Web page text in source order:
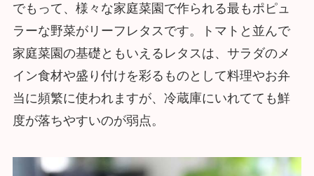
でもって、様々な家庭菜園で作られる最もポピュ
ラーな野菜がリーフレタスです。トマトと並んで
家庭菜園の基礎ともいえるレタスは、サラダのメ
イン食材や盛り付けを彩るものとして料理やお弁
当に頻繁に使われますが、冷蔵庫にいれてても鮮
度が落ちやすいのが弱点。